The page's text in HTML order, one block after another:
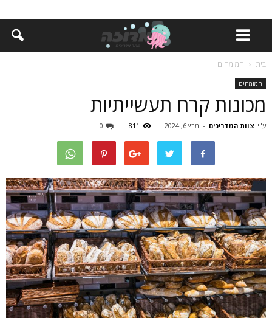
בית המומחים
המומחים
מכונות קרח תעשייתיות
ע"י צוות המדריכים - מרץ 6, 2024 811
0